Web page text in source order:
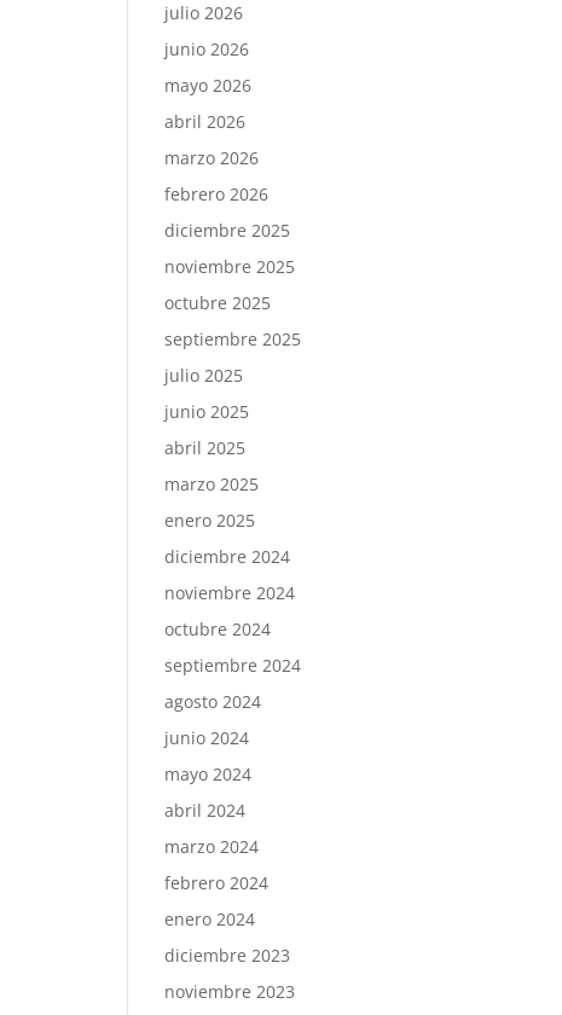
julio 2026
junio 2026
mayo 2026
abril 2026
marzo 2026
febrero 2026
diciembre 2025
noviembre 2025
octubre 2025
septiembre 2025
julio 2025
junio 2025
abril 2025
marzo 2025
enero 2025
diciembre 2024
noviembre 2024
octubre 2024
septiembre 2024
agosto 2024
junio 2024
mayo 2024
abril 2024
marzo 2024
febrero 2024
enero 2024
diciembre 2023
noviembre 2023